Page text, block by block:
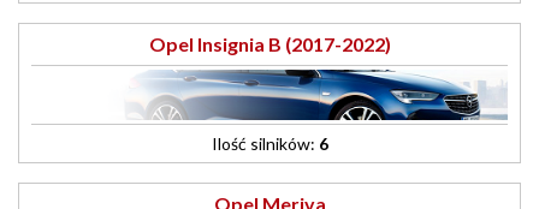
Opel Insignia B (2017-2022)
Ilość silników: 6
Opel Meriva